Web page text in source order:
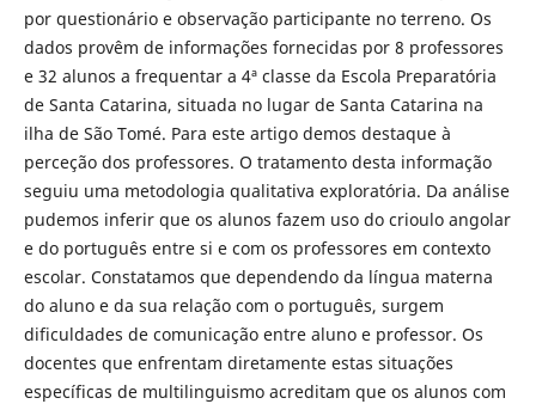
por questionário e observação participante no terreno. Os
dados provêm de informações fornecidas por 8 professores
e 32 alunos a frequentar a 4ª classe da Escola Preparatória
de Santa Catarina, situada no lugar de Santa Catarina na
ilha de São Tomé. Para este artigo demos destaque à
perceção dos professores. O tratamento desta informação
seguiu uma metodologia qualitativa exploratória. Da análise
pudemos inferir que os alunos fazem uso do crioulo angolar
e do português entre si e com os professores em contexto
escolar. Constatamos que dependendo da língua materna
do aluno e da sua relação com o português, surgem
dificuldades de comunicação entre aluno e professor. Os
docentes que enfrentam diretamente estas situações
específicas de multilinguismo acreditam que os alunos com